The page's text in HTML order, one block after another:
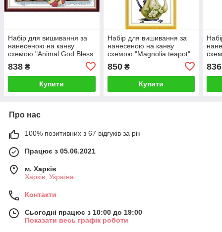
Набір для вишивання за
нанесеною на канву
схемою "Animal God Bless
printed 51*32 см
838 ₴
Купити
Набір для вишивання за
нанесеною на канву
схемою "Magnolia teapot" .
AIDA 14CT printed, 30*54
см
850₴
Купити
836
Про нас
100% позитивних з 67 відгуків за рік
Працює з 05.06.2021
м. Харків
Харків, Україна
Контакти
Сьогодні працює з 10:00 до 19:00
Показати весь графік роботи